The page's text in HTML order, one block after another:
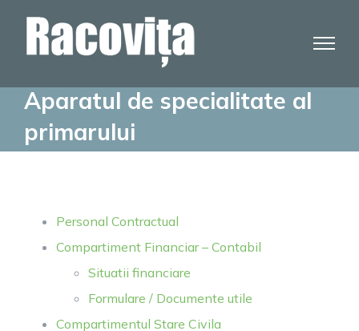
Aparatul de specialitate al
primarului
Personal Contractual
Compartiment Financiar – Contabil
Situatii financiare
Formulare / Documente utile
Compartimentul Stare Civila